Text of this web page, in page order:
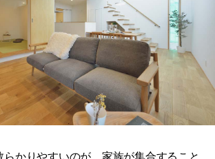
かりやすいのが、家族が集合すること